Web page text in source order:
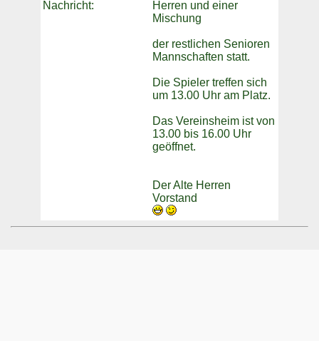
Nachricht:
Herren und einer
Mischung
der restlichen Senioren
Mannschaften statt.
Die Spieler treffen sich
um 13.00 Uhr am Platz.
Das Vereinsheim ist von
13.00 bis 16.00 Uhr
geöffnet.
Der Alte Herren
Vorstand